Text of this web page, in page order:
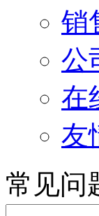
销
公
在
友
常见问